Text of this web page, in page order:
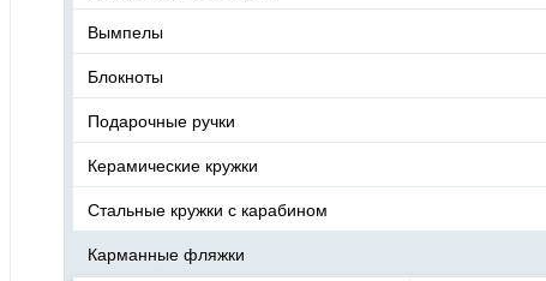
Вымпелы
Блокноты
Подарочные ручки
Керамические кружки
Стальные кружки с карабином
Карманные фляжки